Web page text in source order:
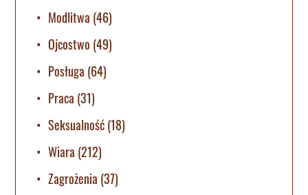
Modlitwa (46)
Ojcostwo (49)
Posługa (64)
Praca (31)
Seksualność(18)
Wiara (212)
Zagrożenia (37)